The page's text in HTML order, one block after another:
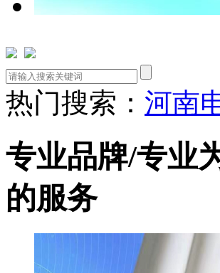
热门搜索： 河南
专业品牌/专业
的服务